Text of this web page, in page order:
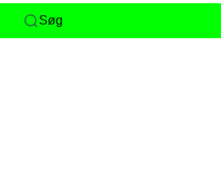
Søg